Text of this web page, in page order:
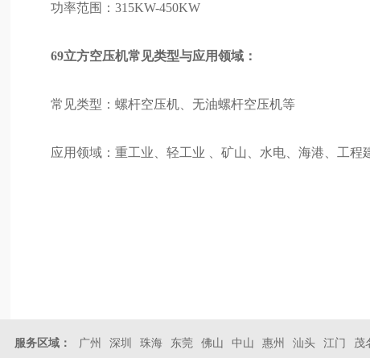
功率范围：315KW-450KW
69立方空压机常见类型与应用领域：
常见类型：螺杆空压机、无油螺杆空压机等
应用领域：重工业、轻工业 、矿山、水电、海港、工
服务区域： 广州 深圳 珠海 东莞 佛山 中山 惠州 汕头 江门 茂